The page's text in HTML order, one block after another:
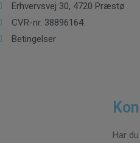
Erhvervsvej 30, 4720 Præstø
CVR-nr. 38896164.
Betingelser
Har